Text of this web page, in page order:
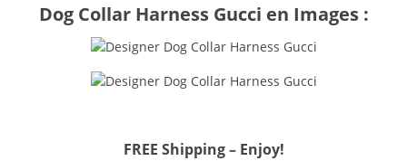
Dog Collar Harness Gucci en Images :
FREE Shipping – Enjoy!